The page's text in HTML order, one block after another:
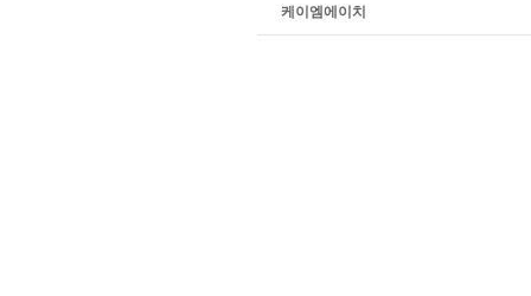
케이엠에이치